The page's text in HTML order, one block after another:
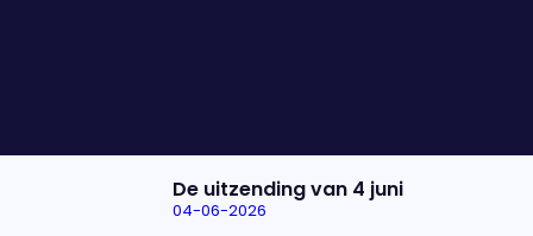
De uitzending van 4 juni
04-06-2026